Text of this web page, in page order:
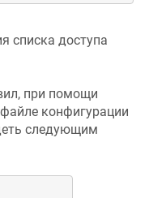
списка доступа
при помощи
конфигурации
следующим